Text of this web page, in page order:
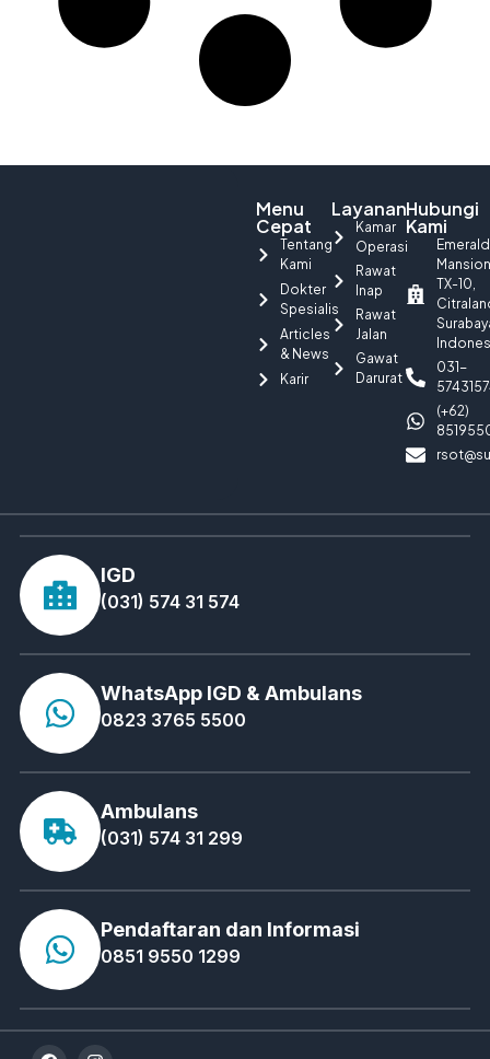
Menu
Cepat
Tentang
Kami
Dokter
Spesialis
Articles
& News
Karir
Layanan
Kamar
Operasi
Rawat
Inap
Rawat
Jalan
Gawat
Darurat
Hubungi
Kami
Emerald
Mansion
TX-10,
031-
(+62)
IGD
(031) 574 31 574
WhatsApp IGD & Ambulans
0823 3765 5500
Ambulans
(031) 574 31 299
Pendaftaran dan Informasi
0851 9550 1299